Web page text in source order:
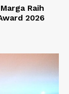
Raih
2026